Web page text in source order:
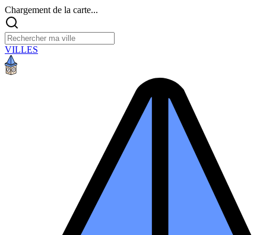
Chargement de la carte...
VILLES